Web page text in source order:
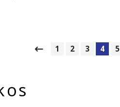
1 2 3 4 5